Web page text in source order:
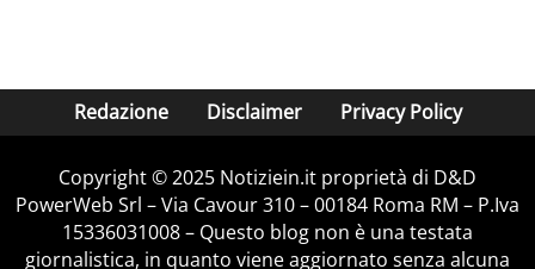
Redazione Disclaimer Privacy Policy
Copyright © 2025 Notiziein.it proprietà di D&D
PowerWeb Srl – Via Cavour 310 – 00184 Roma RM – P.Iva
15336031008 – Questo blog non è una testata
giornalistica, in quanto viene aggiornato senza alcuna